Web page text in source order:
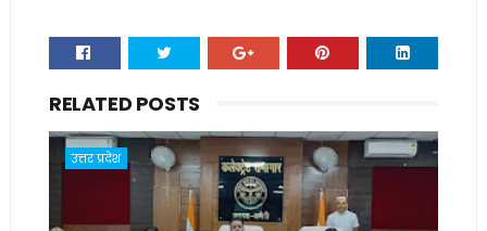
RELATED POSTS
उत्तर प्रदेश